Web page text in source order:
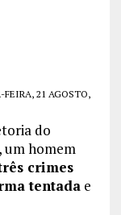
21 AGOSTO,
do
um homem
crimes
tentadae